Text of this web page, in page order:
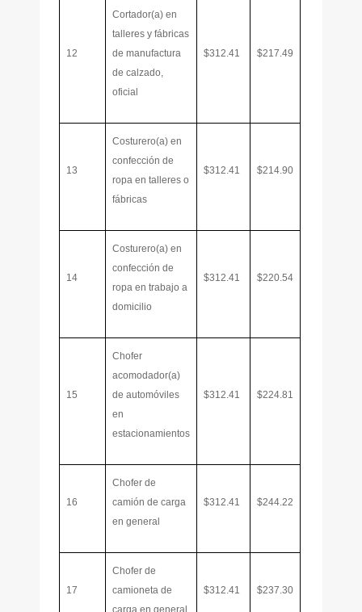
12
Cortador(a) en
talleres y fábricas
de manufactura
de calzado,
oficial
$312.41 $217.49
13
Costurero(a) en
confección de
ropa en talleres o
fábricas
$312.41 $214.90
14
Costurero(a) en
confección de
ropa en trabajo a
domicilio
$312.41 $220.54
15
Chofer
acomodador(a)
de automóviles
en
estacionamientos
$312.41 $224.81
16
Chofer de
camión de carga
en general
$312.41 $244.22
17
Chofer de
camioneta de
$312.41 $237.30